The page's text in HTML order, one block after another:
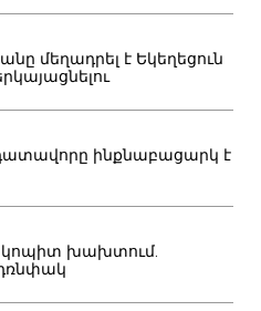
մեղադրել է Եկեղեցուն
ինքնաբացարկ է
կոպիտ խախտում.
դիմել է